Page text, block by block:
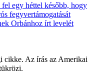
egy héttel később, hogy
fegyvertámogatását
Orbánhoz írt levelét
cikke. Az írás az Amerikai